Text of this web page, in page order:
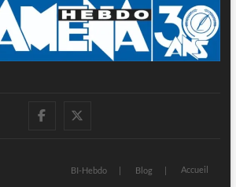
facebook
BI-Hebdo Blog Accueil